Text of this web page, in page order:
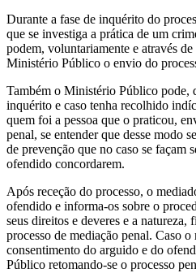
Durante a fase de inquérito do
que se investiga a prática de um
podem, voluntariamente e através
Ministério Público o envio do
Também o Ministério Público pode,
inquérito e caso tenha recolhido
quem foi a pessoa que o praticou,
penal, se entender que desse modo
de prevenção que no caso se façam
ofendido concordarem.
Após receção do processo, o
ofendido e informa-os sobre o
seus direitos e deveres e a natureza,
processo de mediação penal. Caso
consentimento do arguido e do
Público retomando-se o processo